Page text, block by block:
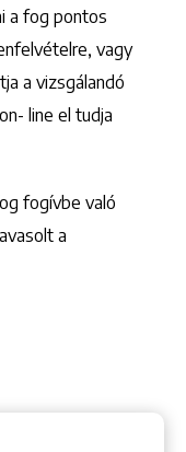
a fog pontos
vagy
a vizsgálandó
line el tudja
fogívbe való
a